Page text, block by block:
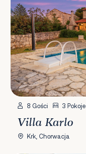
8 Gości 3 Pokoje
Villa Karlo
Krk, Chorwacja